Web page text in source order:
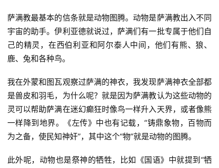
萨满教最基本的信条就是动物图腾。动物是萨满教出入不同
宇宙的助手。伊利亚德就说过，萨满们有一批专属于他们自
己的精灵，在西伯利亚和阿尔泰人中间，他们有熊、狼、
鹿、兔和各种鸟。
我在外蒙和图瓦观察过萨满的神衣，我发现萨满神衣全部都
是兽皮和羽毛，为什么呢？就是因为萨满教认为这些动物的
灵可以帮助萨满在迷幻癫狂时像鸟一样升入天界，或者像熊
一样降到地界。《左传》中也有记载，“铸鼎象物，百物而
为之备，使民知神奸”，其中这个“物”就是动物的图腾。
此外呢，动物也是祭神的牺牲，比如《国语》中就提到“牺